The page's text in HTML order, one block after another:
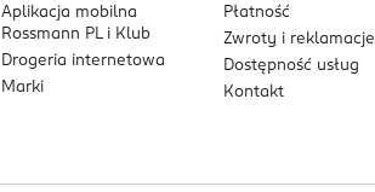
Aplikacja mobilna
Rossmann PL i Klub
Drogeria internetowa
Marki
Płatność
Zwroty i reklamacje
Dostępność usług
Kontakt